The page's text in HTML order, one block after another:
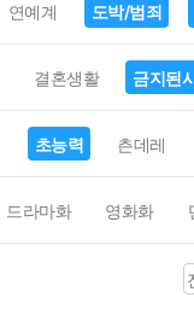
연예계 도박/범죄
결혼생활 금지된
초능력 츤데레
드라마화 영화화